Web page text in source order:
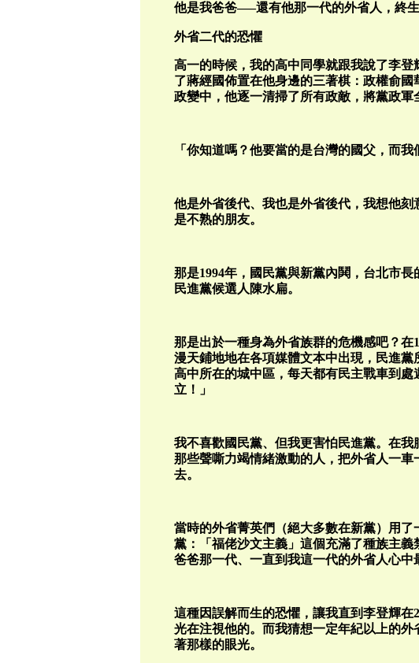
他是我爸爸—–還有他那一代的外省人，終生
外省二代的恐懼
高一的時候，我的高中同學就跟我說了李
了蔣經國佈置在他身邊的三著棋：政權俞
政變中，他逐一清掃了所有政敵，將黨政軍
「你知道嗎？他要當的是台灣的國父，而我
他是外省後代、我也是外省後代，我想他
是不熟的朋友。
那是1994年，國民黨與新黨內鬨，台北市
民進黨候選人陳水扁。
那是出於一種身為外省族群的危機感吧？
漫天鋪地地在各項媒體文本中出現，民進
高中所在的城中區，每天都有民主戰車到
立！」
我不喜歡國民黨、但我更害怕民進黨。在
那些聲嘶力竭情緒激動的人，把外省人一
去。
當時的外省菁英們（絕大多數在新黨）用
黨：「福佬沙文主義」這個充滿了種族主
爸爸那一代、一直到我這一代的外省人心中
這種因誤解而生的恐懼，讓我直到李登輝
光在注視他的。而我猜想一定年紀以上的
著那樣的眼光。